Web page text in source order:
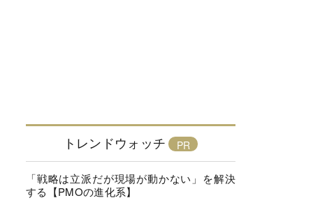
トレンドウォッチ
「戦略は立派だが現場が動かない」を解決
する【PMOの進化系】